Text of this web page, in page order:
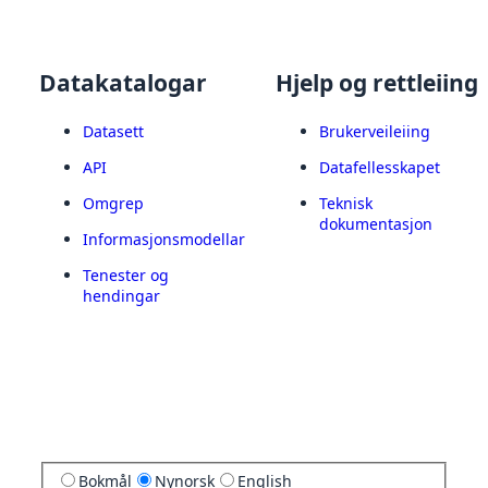
Datakatalogar
Datasett
API
Omgrep
Informasjonsmodellar
Tenester og
hendingar
Hjelp og rettleiing
Brukerveileiing
Datafellesskapet
Teknisk
dokumentasjon
Bokmål Nynorsk English